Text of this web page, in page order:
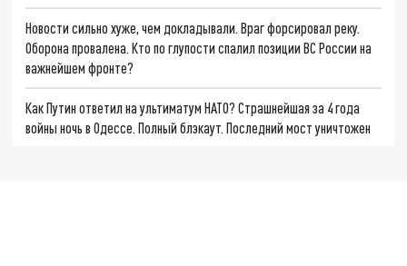
Новости сильно хуже, чем докладывали. Враг форсировал реку.
Оборона провалена. Кто по глупости спалил позиции ВС России на
важнейшем фронте?
Как Путин ответил на ультиматум НАТО? Страшнейшая за 4 года
войны ночь в Одессе. Полный блэкаут. Последний мост уничтожен